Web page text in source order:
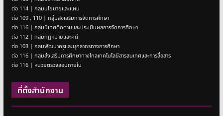
ต่อ 114 | กลุ่มนโยบายและแผน
ต่อ 109 , 110 | กลุ่มส่งเสริมการจัดการศึกษา
ต่อ 116 | กลุ่มนิเทศติดตามและประเมินผลการจัดการศึกษา
ต่อ 112 | กลุ่มกฎหมายและคดี
ต่อ 103 | กลุ่มพัฒนาครูและบุคลากรทางการศึกษา
ต่อ 116 | กลุ่มส่งเสริมการศึกษาทางไกลเทคโนโลยีสารสนเทศและการสื่อสาร
ต่อ 116 | หน่วยตรวจสอบภายใน
ที่ตั้งสำนักงาน